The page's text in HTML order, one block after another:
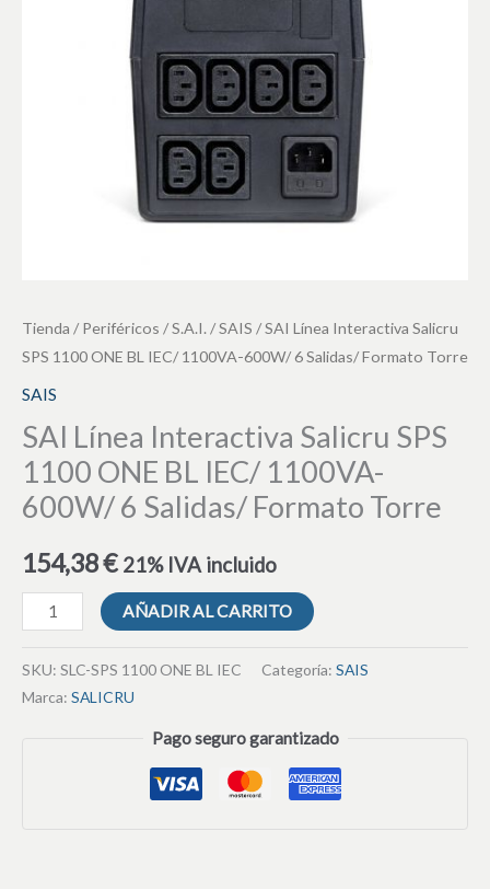
Tienda /Periféricos /S.A.I. /SAIS / SAI Línea Interactiva Salicru
SPS 1100 ONE BL IEC/ 1100VA-600W/ 6 Salidas/ Formato Torre
SAIS
SAI Línea Interactiva Salicru SPS
1100 ONE BL IEC/ 1100VA-
600W/ 6 Salidas/ Formato Torre
154,38€ 21% IVA incluido
AÑADIR AL CARRITO
SKU: SLC-SPS 1100 ONE BL IEC Categoría: SAIS
Marca: SALICRU
Pago seguro garantizado